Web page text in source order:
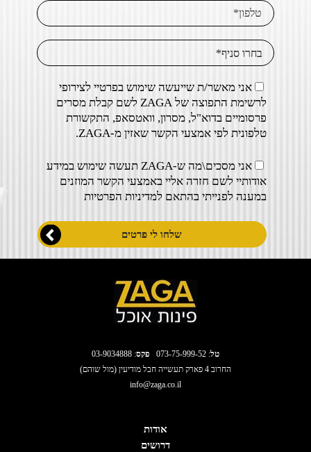
אני מאשר/ת שייעשה שימוש בפרטיי לצירופי
לרשימת התפוצה של ZAGA לשם קבלת מסרים
פרסומיים בדוא"ל, מסרון, וואטסאפ, התקשורת
טלפונית לפי אמצעי הקשר שאזין מ-ZAGA.
אני מסכים\מה ש-ZAGA תעשה שימוש במידע
אודותיי לשם חזרה אליי באמצעי הקשר המוזנים
במענה לפנייתי בהתאם למדיניות הפרטיות
טל:
073-75-999-52 פקס: 03-9034888
החרוב 4 פארק תעשייה חבל מודיעין (מול שוהם)
info@zaga.co.il
אודות
דרושים